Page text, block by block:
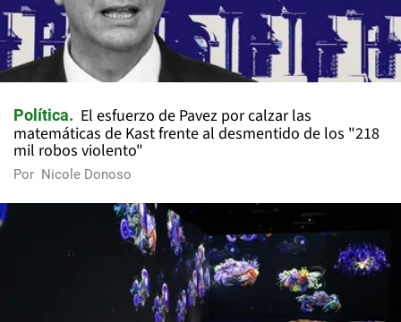
Política
El esfuerzo de Pavez por calzar las
matemáticas de Kast frente al desmentido de los "218
mil robos violento"
Por Nicole Donoso